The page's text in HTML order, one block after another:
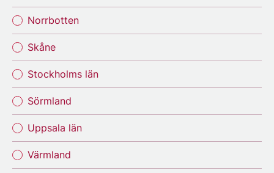
Norrbotten
Skåne
Stockholms län
Sörmland
Uppsala län
Värmland